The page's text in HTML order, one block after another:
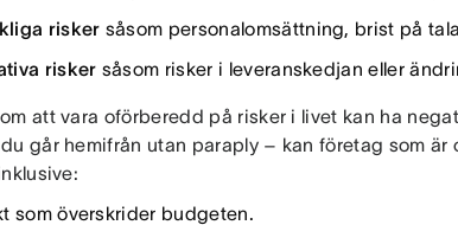
risker såsom personalomsättning, brist på
risker såsom risker i leveranskedjan eller
att vara oförberedd på risker i livet kan ha
går hemifrån utan paraply – kan företag som
som överskrider budgeten.